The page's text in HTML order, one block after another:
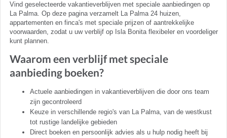
Vind geselecteerde vakantieverblijven met speciale aanbiedingen op
La Palma. Op deze pagina verzamelt La Palma 24 huizen,
appartementen en finca's met speciale prijzen of aantrekkelijke
voorwaarden, zodat u uw verblijf op Isla Bonita flexibeler en voordeliger
kunt plannen.
Waarom een verblijf met speciale
aanbieding boeken?
Actuele aanbiedingen in vakantieverblijven die door ons team
zijn gecontroleerd
Keuze in verschillende regio's van La Palma, van de westkust
tot rustige landelijke gebieden
Direct boeken en persoonlijk advies als u hulp nodig heeft bij